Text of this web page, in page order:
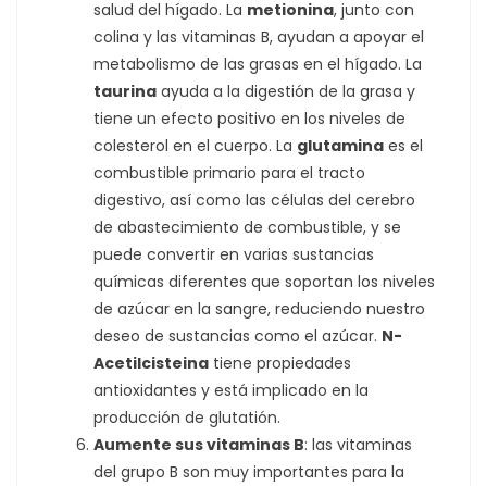
salud del hígado. La metionina, junto con
colina y las vitaminas B, ayudan a apoyar el
metabolismo de las grasas en el hígado. La
taurina ayuda a la digestión de la grasa y
tiene un efecto positivo en los niveles de
colesterol en el cuerpo. La glutamina es el
combustible primario para el tracto
digestivo, así como las células del cerebro
de abastecimiento de combustible, y se
puede convertir en varias sustancias
químicas diferentes que soportan los niveles
de azúcar en la sangre, reduciendo nuestro
deseo de sustancias como el azúcar. N-
Acetilcisteina tiene propiedades
antioxidantes y está implicado en la
producción de glutatión.
Aumente susvitaminas B: las vitaminas
del grupo B son muy importantes para la